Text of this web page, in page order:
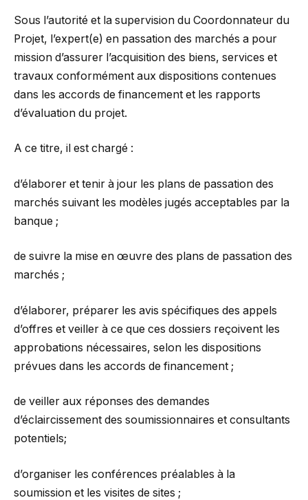
Sous l’autorité et la supervision du Coordonnateur du
Projet, l’expert(e) en passation des marchés a pour
mission d’assurer l’acquisition des biens, services et
travaux conformément aux dispositions contenues
dans les accords de financement et les rapports
d’évaluation du projet.
A ce titre, il est chargé :
d’élaborer et tenir à jour les plans de passation des
marchés suivant les modèles jugés acceptables par la
banque ;
de suivre la mise en œuvre des plans de passation des
marchés ;
d’élaborer, préparer les avis spécifiques des appels
d’offres et veiller à ce que ces dossiers reçoivent les
approbations nécessaires, selon les dispositions
prévues dans les accords de financement ;
de veiller aux réponses des demandes
d’éclaircissement des soumissionnaires et consultants
potentiels;
d’organiser les conférences préalables à la
soumission et les visites de sites ;